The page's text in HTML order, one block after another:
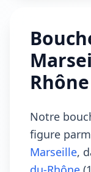
Rhône
Notre
figure
Marseille,